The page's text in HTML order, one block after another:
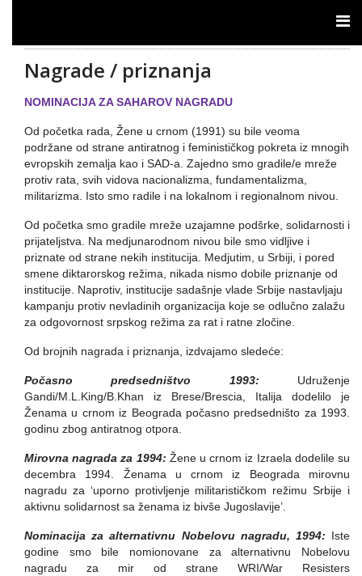
Nagrade / priznanja
NOMINACIJA ZA SAHAROV NAGRADU
Od početka rada, Žene u crnom (1991) su bile veoma
podržane od strane antiratnog i feminističkog pokreta iz mnogih
evropskih zemalja kao i SAD-a. Zajedno smo gradile/e mreže
protiv rata, svih vidova nacionalizma, fundamentalizma,
militarizma. Isto smo radile i na lokalnom i regionalnom nivou.
Od početka smo gradile mreže uzajamne podšrke, solidarnosti i
prijateljstva. Na medjunarodnom nivou bile smo vidljive i
priznate od strane nekih institucija. Medjutim, u Srbiji, i pored
smene diktarorskog režima, nikada nismo dobile priznanje od
institucije. Naprotiv, institucije sadašnje vlade Srbije nastavljaju
kampanju protiv nevladinih organizacija koje se odlučno zalažu
za odgovornost srpskog režima za rat i ratne zločine.
Od brojnih nagrada i priznanja, izdvajamo sledeće:
Počasno predsedništvo 1993: Udruženje
Gandi/M.L.King/B.Khan iz Brese/Brescia, Italija dodelilo je
Ženama u crnom iz Beograda počasno predsedništo za 1993.
godinu zbog antiratnog otpora.
Mirovna nagrada za 1994: Žene u crnom iz Izraela dodelile su
decembra 1994. Ženama u crnom iz Beograda mirovnu
nagradu za ‘uporno protivljenje militarističkom režimu Srbije i
aktivnu solidarnost sa ženama iz bivše Jugoslavije’.
Nominacija za alternativnu Nobelovu nagradu, 1994: Iste
godine smo bile nomionovane za alternativnu Nobelovu
nagradu za mir od strane WRI/War Resisters